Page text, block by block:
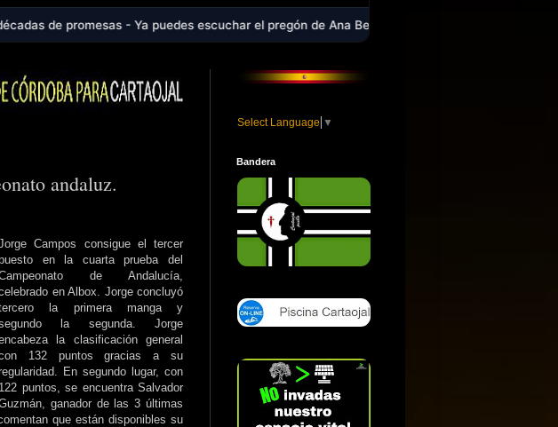
puedes escuchar el pregón de Ana Belén Pérez que abrió la Feria de Cartaojal 2026 -
andaluz.
Campos consigue el tercer
en la cuarta prueba del
de Andalucía,
en Albox. Jorge concluyó
la primera manga y
la segunda. Jorge
la clasificación general
132 puntos gracias a su
En segundo lugar, con
122 puntos, se encuentra Salvador
ganador de las 3 últimas
que están disponibles su
Select Language ▼
Bandera